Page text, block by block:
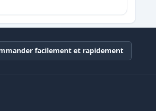
facilement et rapidement